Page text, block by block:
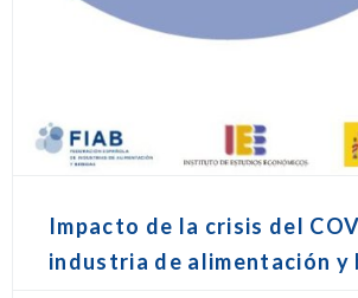
Impacto de la crisis del
industria de alimentación y